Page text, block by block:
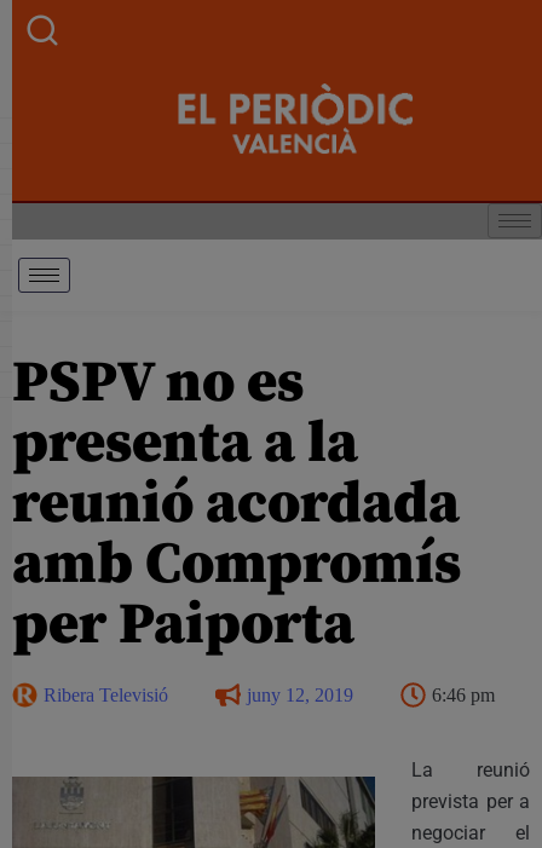
PSPV no es
presenta a la
reunió acordada
amb Compromís
per Paiporta
Ribera Televisió juny 12, 2019 6:46 pm
La reunió
prevista per a
negociar el